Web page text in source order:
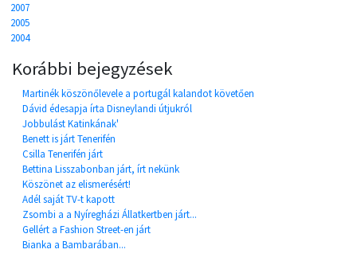
2007
2005
2004
Korábbi bejegyzések
Martinék köszönőlevele a portugál kalandot követően
Dávid édesapja írta Disneylandi útjukról
Jobbulást Katinkának'
Benett is járt Tenerifén
Csilla Tenerifén járt
Bettina Lisszabonban járt, írt nekünk
Köszönet az elismerésért!
Adél saját TV-t kapott
Zsombi a a Nyíregházi Állatkertben járt...
Gellért a Fashion Street-en járt
Bianka a Bambarában...